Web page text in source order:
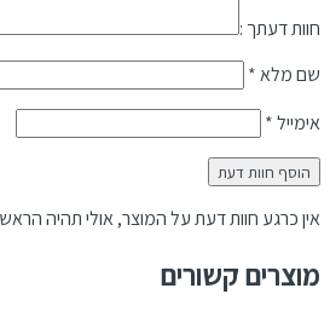
חוות דעתך :
שם מלא*
אימייל*
אין כרגע חוות דעת על המוצר, אולי תהיה הראשון
מוצרים קשורים